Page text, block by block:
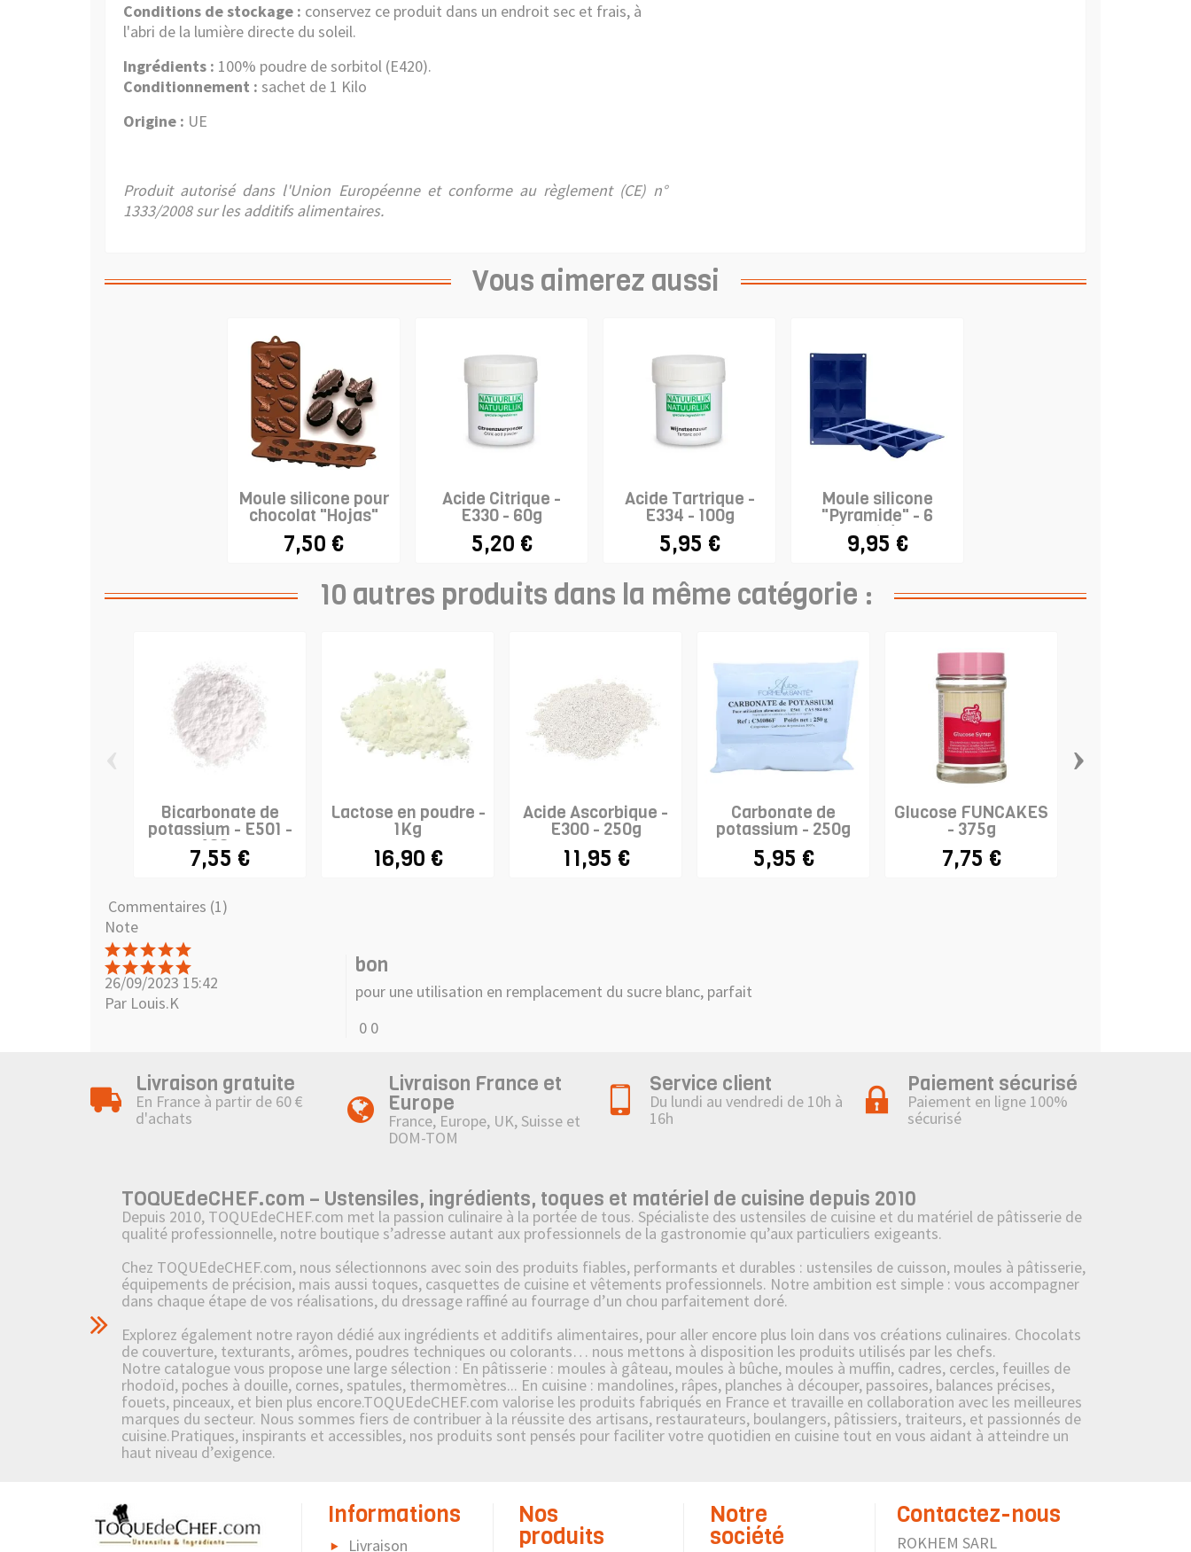
Conditions de stockage : conservez ce produit dans un endroit sec et frais, à
l'abri de la lumière directe du soleil.
Ingrédients : 100% poudre de sorbitol (E420).
Conditionnement : sachet de 1 Kilo
Origine : UE
Produit autorisé dans l'Union Européenne et conforme au règlement (CE) n°
1333/2008 sur les additifs alimentaires.
Vous aimerez aussi
Moule silicone pour
chocolat "Hojas"
7,50 €
Acide Citrique -
E330 - 60g
5,20 €
Acide Tartrique -
E334 - 100g
5,95 €
Moule silicone
"Pyramide" - 6
cavités
9,95 €
10 autres produits dans la même catégorie :
Bicarbonate de
potassium - E501 -
100g
7,55 €
Lactose en poudre -
1Kg
16,90 €
Acide Ascorbique -
E300 - 250g
11,95 €
Carbonate de
potassium - 250g
5,95 €
Glucose FUNCAKES
- 375g
7,75 €
›
Commentaires (1)
Note
26/09/2023 15:42
Par Louis.K
bon
pour une utilisation en remplacement du sucre blanc, parfait
0 0
Livraison gratuite
En France à partir de 60 €
d'achats
Livraison France et
Europe
France, Europe, UK, Suisse et
DOM-TOM
Service client
Du lundi au vendredi de 10h à
16h
Paiement sécurisé
Paiement en ligne 100%
sécurisé
TOQUEdeCHEF.com – Ustensiles, ingrédients, toques et matériel de cuisine depuis 2010
Depuis 2010, TOQUEdeCHEF.com met la passion culinaire à la portée de tous. Spécialiste des ustensiles de cuisine et du matériel de pâtisserie de
qualité professionnelle, notre boutique s’adresse autant aux professionnels de la gastronomie qu’aux particuliers exigeants.
Chez TOQUEdeCHEF.com, nous sélectionnons avec soin des produits fiables, performants et durables : ustensiles de cuisson, moules à pâtisserie,
équipements de précision, mais aussi toques, casquettes de cuisine et vêtements professionnels. Notre ambition est simple : vous accompagner
dans chaque étape de vos réalisations, du dressage raffiné au fourrage d’un chou parfaitement doré.
Explorez également notre rayon dédié aux ingrédients et additifs alimentaires, pour aller encore plus loin dans vos créations culinaires. Chocolats
de couverture, texturants, arômes, poudres techniques ou colorants… nous mettons à disposition les produits utilisés par les chefs.
Notre catalogue vous propose une large sélection : En pâtisserie : moules à gâteau, moules à bûche, moules à muffin, cadres, cercles, feuilles de
rhodoïd, poches à douille, cornes, spatules, thermomètres... En cuisine : mandolines, râpes, planches à découper, passoires, balances précises,
fouets, pinceaux, et bien plus encore.TOQUEdeCHEF.com valorise les produits fabriqués en France et travaille en collaboration avec les meilleures
marques du secteur. Nous sommes fiers de contribuer à la réussite des artisans, restaurateurs, boulangers, pâtissiers, traiteurs, et passionnés de
cuisine.Pratiques, inspirants et accessibles, nos produits sont pensés pour faciliter votre quotidien en cuisine tout en vous aidant à atteindre un
haut niveau d’exigence.
Informations
Livraison
Nos
produits
Notre
société
Contactez-nous
ROKHEM SARL